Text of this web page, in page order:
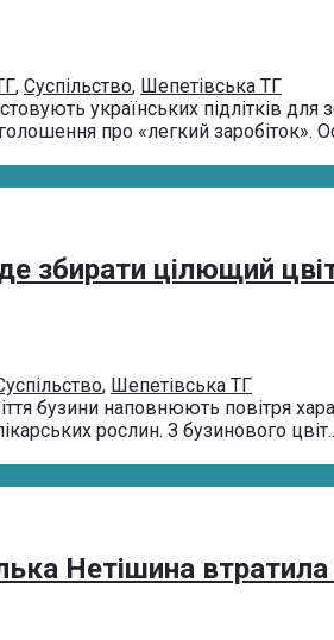
, Суспільство, Шепетівська ТГ
українських підлітків для
про «легкий заробіток».
збирати цілющий
, Шепетівська ТГ
бузини наповнюють повітря
рослин. З бузинового
Нетішина втратила